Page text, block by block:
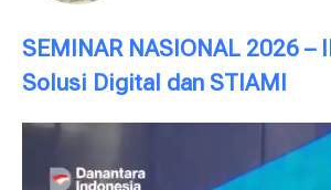
SEMINAR NASIONAL 2026 –
Solusi Digital dan STIAMI